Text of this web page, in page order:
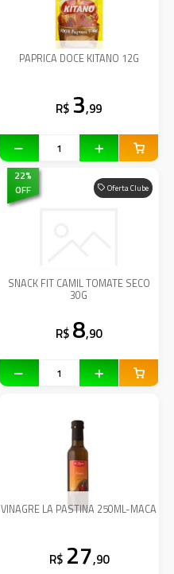
PAPRICA DOCE KITANO 12G
R$ 3,99
Oferta Clube
22%
OFF
SNACK FIT CAMIL TOMATE SECO
30G
R$ 8,90
VINAGRE LA PASTINA 250ML-MACA
R$ 27,90